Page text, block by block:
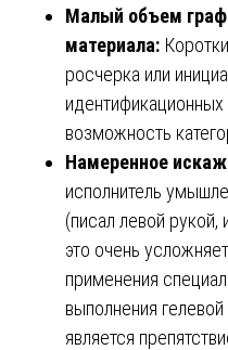
Малый объем
материала:
росчерка или
возможность
Намеренное
исполнитель
(писал левой рукой,
это очень
применения
выполнения
является